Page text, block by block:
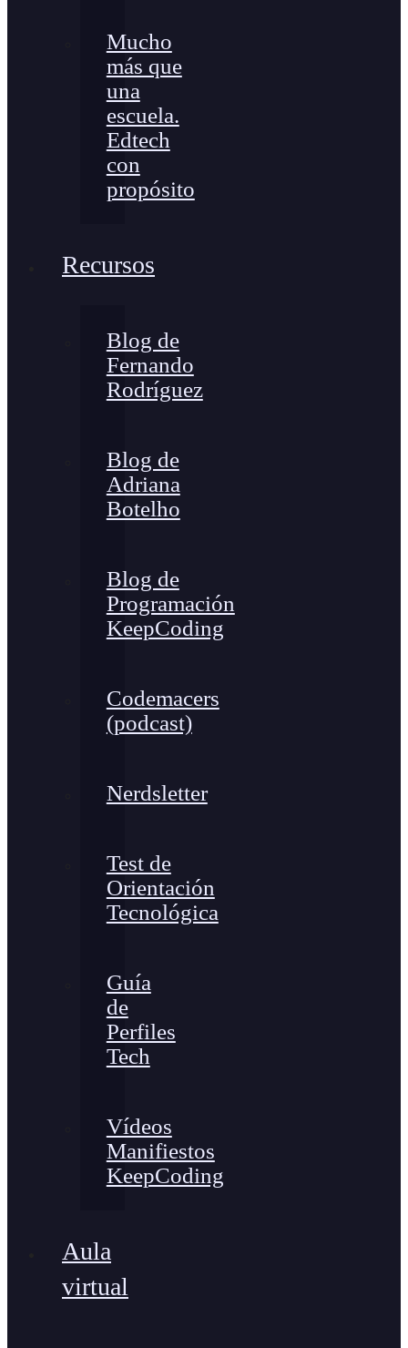
Mucho
más que
una
escuela.
Edtech
con
propósito
Recursos
Blog de
Fernando
Rodríguez
Blog de
Adriana
Botelho
Blog de
Programación
KeepCoding
Codemacers
(podcast)
Nerdsletter
Test de
Orientación
Tecnológica
Guía
de
Perfiles
Tech
Vídeos
Manifiestos
KeepCoding
Aula
virtual